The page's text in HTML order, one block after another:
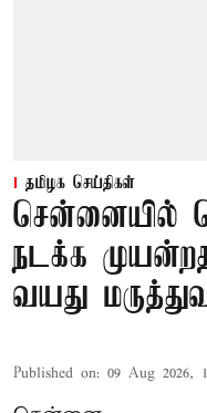
தமிழக செய்திகள்
சென்னையில்
நடக்க
வயது
Published on: 09 Aug 2026,